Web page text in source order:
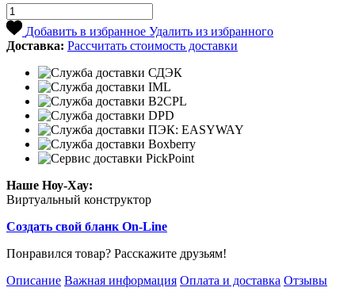
Добавить в избранное Удалить из избранного
Доставка: Рассчитать стоимость доставки
Наше Ноу-Хау:
Виртуальный конструктор
Создать свой бланк On-Line
Понравился товар? Расскажите друзьям!
Описание Важная информация Оплата и доставка Отзывы